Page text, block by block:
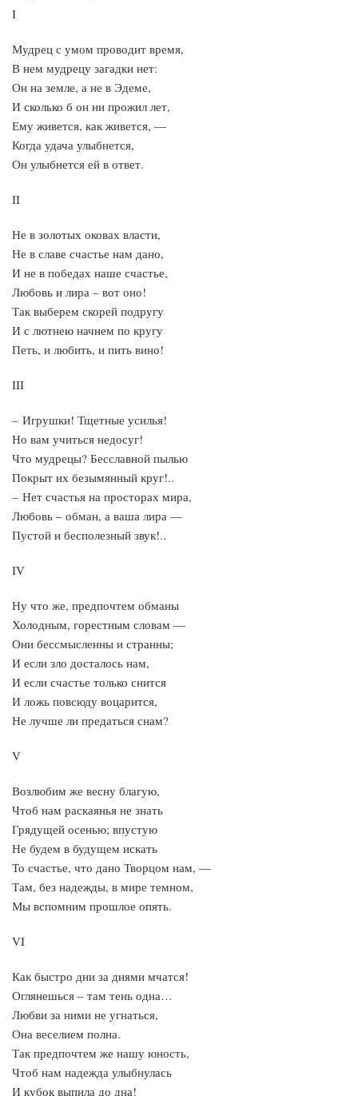
I
Мудрец с умом проводит время,
В нем мудрецу загадки нет:
Он на земле, а не в Эдеме,
И сколько б он ни прожил лет,
Ему живется, как живется, —
Когда удача улыбнется,
Он улыбнется ей в ответ.
II
Не в золотых оковах власти,
Не в славе счастье нам дано,
И не в победах наше счастье,
Любовь и лира – вот оно!
Так выберем скорей подругу
И с лютнею начнем по кругу
Петь, и любить, и пить вино!
III
– Игрушки! Тщетные усилья!
Но вам учиться недосуг!
Что мудрецы? Бесславной пылью
Покрыт их безымянный круг!..
– Нет счастья на просторах мира,
Любовь – обман, а ваша лира —
Пустой и бесполезный звук!..
IV
Ну что же, предпочтем обманы
Холодным, горестным словам —
Они бессмысленны и странны;
И если зло досталось нам,
И если счастье только снится
И ложь повсюду воцарится,
Не лучше ли предаться снам?
V
Возлюбим же весну благую,
Чтоб нам раскаянья не знать
Грядущей осенью; впустую
Не будем в будущем искать
То счастье, что дано Творцом нам, —
Там, без надежды, в мире темном,
Мы вспомним прошлое опять.
VI
Как быстро дни за днями мчатся!
Оглянешься – там тень одна…
Любви за ними не угнаться,
Она веселием полна.
Так предпочтем же нашу юность,
Чтоб нам надежда улыбнулась
И кубок выпила до дна!